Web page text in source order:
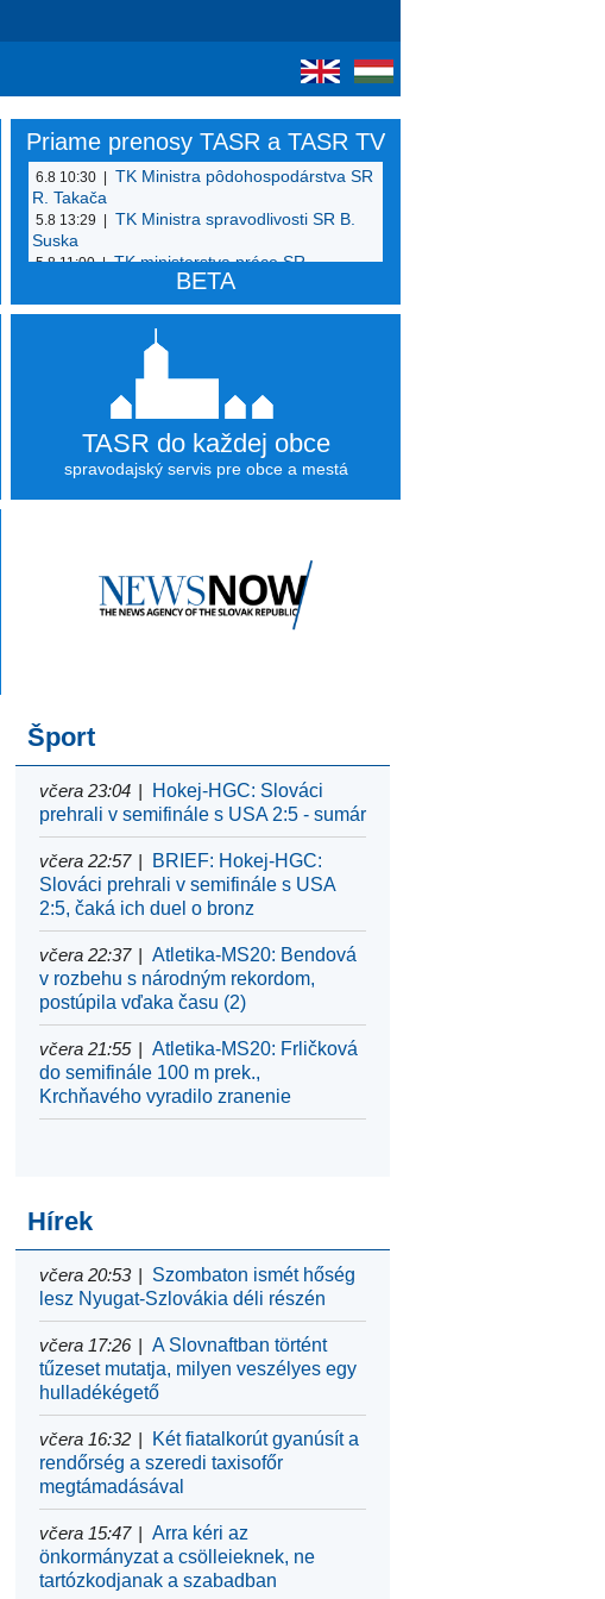
Priame prenosy TASR a TASR TV
6.8 10:30
TK Ministra pôdohospodárstva SR
R. Takača
5.8 13:29
TK Ministra spravodlivosti SR B.
Suska
5.8 11:00
TK ministerstva práce SR -
BETA
TASR do každej obce
spravodajský servis pre obce a mestá
Šport
včera 23:04
Hokej-HGC: Slováci
prehrali v semifinále s USA 2:5 - sumár
včera 22:57
BRIEF: Hokej-HGC:
Slováci prehrali v semifinále s USA
2:5, čaká ich duel o bronz
včera 22:37
Atletika-MS20: Bendová
v rozbehu s národným rekordom,
postúpila vďaka času (2)
včera 21:55
Atletika-MS20: Frličková
do semifinále 100 m prek.,
Krchňavého vyradilo zranenie
Hírek
včera 20:53
Szombaton ismét hőség
lesz Nyugat-Szlovákia déli részén
včera 17:26
A Slovnaftban történt
tűzeset mutatja, milyen veszélyes egy
hulladékégető
včera 16:32
Két fiatalkorút gyanúsít a
rendőrség a szeredi taxisofőr
megtámadásával
včera 15:47
Arra kéri az
önkormányzat a csölleieknek, ne
tartózkodjanak a szabadban